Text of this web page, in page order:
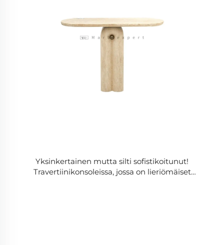
Yksinkertainen mutta silti sofistikoitunut!
Travertiinikonsoleissa, jossa on lieriömäiset